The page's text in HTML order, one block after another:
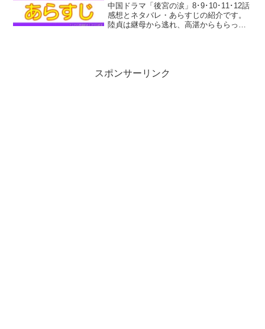
中国ドラマ「後宮の涙」8･9･10･11･12話
感想とネタバレ・あらすじの紹介です。
陸貞は継母から逃れ、高湛からもらった
スポンサーリンク